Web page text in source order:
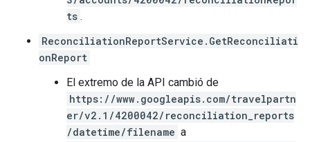
ts .
ReconciliationReportService.GetReconciliati
onReport
El extremo de la API cambió de
https://www.googleapis.com/travelpartn
er/v2.1/4200042/reconciliation_reports
/datetime/filename a